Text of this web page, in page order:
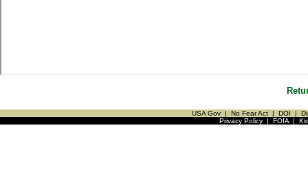
USA Gov | No Fear Act | DOI |
Privacy Policy| FOIA|